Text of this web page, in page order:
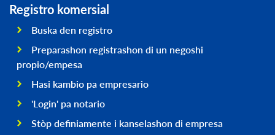
Registro komersial
Buska den registro
Preparashon registrashon di un negoshi
propio/empesa
Hasi kambio pa empresario
'Login' pa notario
Stòp definiamente i kanselashon di empresa